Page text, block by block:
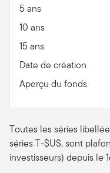
5 ans
10 ans
15 ans
Date de création
Aperçu du fonds
Toutes les séries
séries T-$US, sont
investisseurs) depuis le